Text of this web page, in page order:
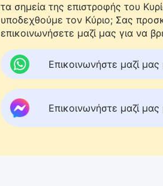
τα σημεία της επιστροφής του
υποδεχθούμε τον Κύριο; Σας
επικοινωνήσετε μαζί μας για να
Επικοινωνήστε μαζί
Επικοινωνήστε μαζί